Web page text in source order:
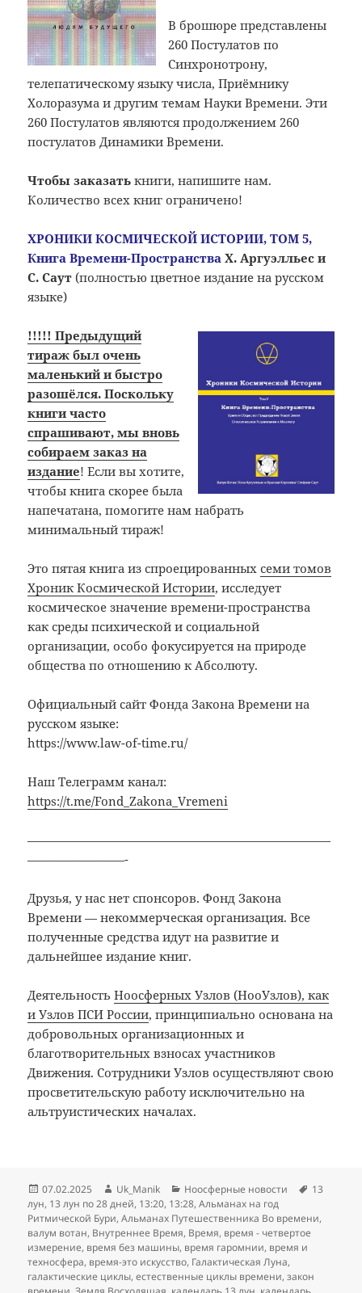
В брошюре представлены
260 Постулатов по
Синхронотрону,
телепатическому языку числа, Приёмнику
Холоразума и другим темам Науки Времени. Эти
260 Постулатов являются продолжением 260
постулатов Динамики Времени.
Чтобы заказатькниги, напишите нам.
Количество всех книг ограничено!
ХРОНИКИ КОСМИЧЕСКОЙ ИСТОРИИ, ТОМ 5,
Книга Времени-ПространстваХ. Аргуэлльес и
С. Саут (полностью цветное издание на русском
языке)
!!!!! Предыдущий
тираж был очень
маленький и быстро
разошёлся. Поскольку
книги часто
спрашивают, мы вновь
собираем заказ на
издание! Если вы хотите,
чтобы книга скорее была
напечатана, помогите нам набрать
минимальный тираж!
Это пятая книга из спроецированныхсеми томов
Хроник Космической Истории, исследует
космическое значение времени-пространства
как среды психической и социальной
организации, особо фокусируется на природе
общества по отношению к Абсолюту.
Официальный сайт Фонда Закона Времени на
русском языке:
https://www.law-of-time.ru/
Наш Телеграмм канал:
https://t.me/Fond_Zakona_Vremeni
—————————————————————————
————————-
Друзья, у нас нет спонсоров. Фонд Закона
Времени — некоммерческая организация. Все
полученные средства идут на развитие и
дальнейшее издание книг.
ДеятельностьНоосферных Узлов (НооУзлов), как
и Узлов ПСИ России, принципиально основана на
добровольных организационных и
благотворительных взносах участников
Движения. Сотрудники Узлов осуществляют свою
просветительскую работу исключительно на
альтруистических началах.
Опубликовано
07.02.2025 Автор
Uk_Manik Рубрики
Ноосферные новости Метки
13
лун, 13 лун по 28 дней, 13:20, 13:28,Альманах на год
Ритмической Бури,Альманах Путешественника Во времени,
валум вотан, Внутреннее Время, Время, время - четвертое
измерение, время без машины, время гаромнии, время и
техносфера, время-это искусство, Галактическая Луна,
галактические циклы,естественные циклы времени,закон